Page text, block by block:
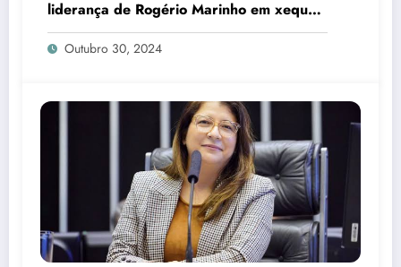
liderança de Rogério Marinho em xeque
para 2026
Outubro 30, 2024